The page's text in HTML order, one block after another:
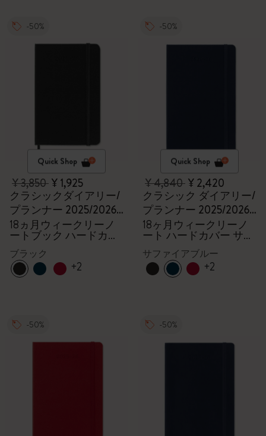
-50%
Quick Shop
¥ 3,850¥ 1,925
クラシックダイアリー/
プランナー 2025/2026,
ポケット
18ヵ月ウィークリーノ
ートブック ハードカバ
ー ブラック
ブラック
+2
-50%
Quick Shop
¥ 4,840¥ 2,420
クラシック ダイアリー/
プランナー 2025/2026
ラージ
18ヶ月ウィークリーノ
ート ハードカバー サフ
ァイアブルー
サファイアブルー
+2
-50% -50%